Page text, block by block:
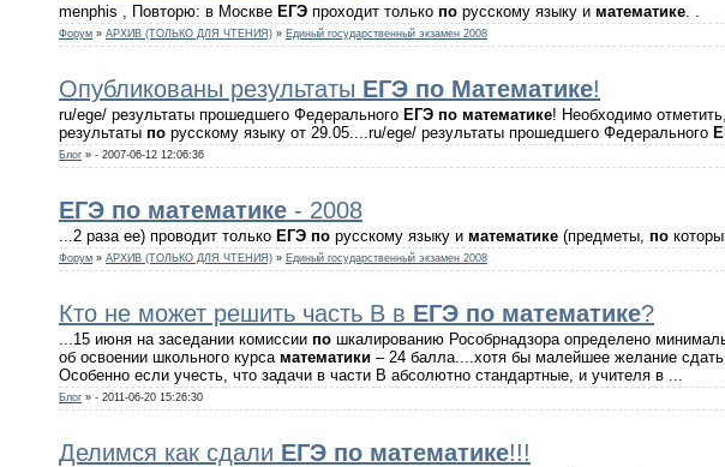
menphis , Повторю: в Москве ЕГЭ проходит только по русскому языку и математике
Форум » АРХИВ (ТОЛЬКО ДЛЯ ЧТЕНИЯ) » Единый государственный экзамен 2008
Опубликованы результаты ЕГЭ по Математике!
ru/ege/ результаты прошедшего Федерального ЕГЭ по математике! Необходимо
результаты по русскому языку от 29.05....ru/ege/ результаты прошедшего Федерального
Блог » - 2007-06-12 12:06:36
ЕГЭ по математике - 2008
...2 раза ее) проводит только ЕГЭ по русскому языку и математике (предметы, по
Форум » АРХИВ (ТОЛЬКО ДЛЯ ЧТЕНИЯ) » Единый государственный экзамен 2008
Кто не может решить часть B в ЕГЭ по математике?
...15 июня на заседании комиссии по шкалированию Рособрнадзора определено
об освоении школьного курса математики – 24 балла....хотя бы малейшее желание сдать
Особенно если учесть, что задачи в части B абсолютно стандартные, и учителя в ...
Блог » - 2011-06-20 15:26:30
Делимся как сдали ЕГЭ по математике!!!